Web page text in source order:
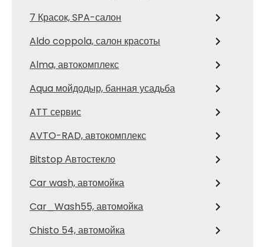
7 Красок, SPA-салон
Aldo coppola, салон красоты
Alma, автокомплекс
Aqua мойдодыр, банная усадьба
ATT сервис
AVTO-RAD, автокомплекс
Bitstop Автостекло
Car wash, автомойка
Car_Wash55, автомойка
Chisto 54, автомойка